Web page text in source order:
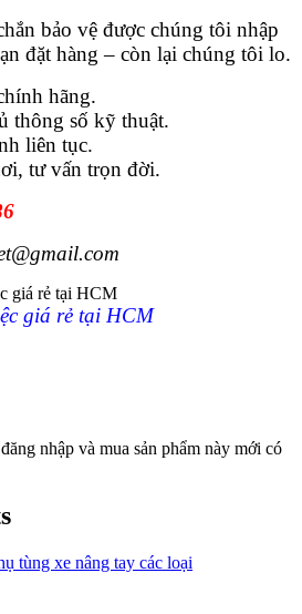
bảo vệ được chúng tôi nhập
đặt hàng – còn lại chúng tôi lo.
hãng.
thông số kỹ thuật.
liên tục.
tư vấn trọn đời.
giá rẻ tại HCM
nhập và mua sản phẩm này mới có